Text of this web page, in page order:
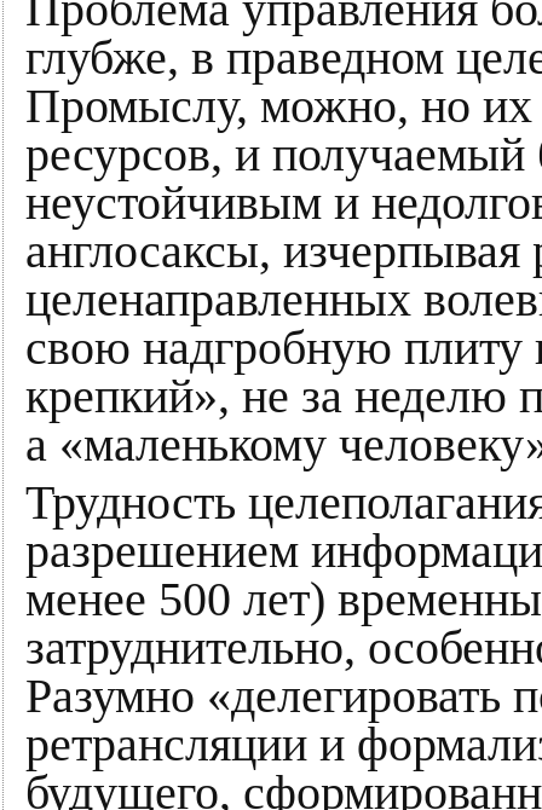
глубже, в праведном
Промыслу, можно, но их
ресурсов, и
неустойчивым и
англосаксы,
целенаправленных
свою надгробную
крепкий», не за неделю
а «маленькому
Трудность
разрешением
менее 500 лет)
затруднительно,
Разумно «делегировать
ретрансляции и
будущего,